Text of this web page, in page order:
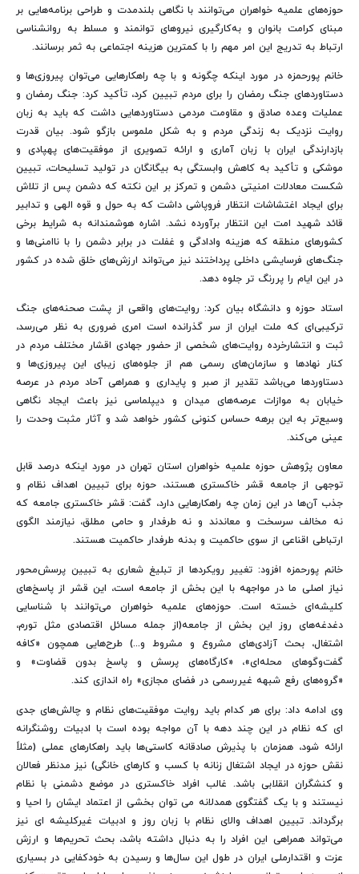
حوزه‌های علمیه خواهران می‌توانند با نگاهی بلندمدت و طراحی برنامه‌هایی بر
مبنای کرامت بانوان و به‌کارگیری نیروهای توانمند و مسلط به روانشناسی
ارتباط به تدریج این امر مهم را با کمترین هزینه اجتماعی به ثمر برسانند.
خانم پورحمزه‌ در مورد اینکه چگونه و با چه راهکارهایی می‌توان پیروزی‌ها و
دستاوردهای جنگ رمضان را برای مردم تبیین کرد، تأکید کرد: جنگ رمضان و
عملیات وعده صادق و مقاومت مردمی دستاوردهایی داشت که باید به زبان
روایت نزدیک به زندگی مردم و به شکل ملموس بازگو شود. بیان قدرت
بازدارندگی ایران با زبان آماری و ارائه تصویری از موفقیت‌های پهپادی و
موشکی و تأکید به کاهش وابستگی به بیگانگان در تولید تسلیحات، تبیین
شکست معادلات امنیتی دشمن و تمرکز بر این نکته که دشمن پس از تلاش
برای ایجاد اغتشاشات انتظار فروپاشی داشت که به حول و قوه الهی و تدابیر
قائد شهید امت این انتظار برآورده نشد. اشاره هوشمندانه به شرایط برخی
کشورهای منطقه که هزینه وادادگی و غفلت در برابر دشمن را با ناامنی‌ها و
جنگ‌های فرسایشی داخلی پرداختند نیز می‌تواند ارزش‌های خلق شده در کشور
در این ایام را پررنگ تر جلوه دهد.
استاد حوزه و دانشگاه بیان کرد: روایت‌های واقعی از پشت صحنه‌های جنگ
ترکیبی‌ای که ملت ایران از سر گذرانده است امری ضروری به نظر می‌رسد،
ثبت و انتشارخرده روایت‌های شخصی از حضور جهادی اقشار مختلف مردم در
کنار نهادها و سازمان‌های رسمی هم از جلوه‌های زیبای این پیروزی‌ها و
دستاوردها می‌باشد تقدیر از صبر و پایداری و همراهی آحاد مردم در عرصه
خیابان به موازات عرصه‌های میدان و دیپلماسی نیز باعث ایجاد نگاهی
وسیع‌تر به این برهه حساس کنونی کشور خواهد شد و آثار مثبت وحدت را
عینی می‌کند.
معاون پژوهش حوزه علمیه خواهران استان تهران در مورد اینکه درصد قابل
توجهی از جامعه قشر خاکستری هستند، حوزه برای تبیین اهداف نظام و
جذب آن‌ها در این زمان چه راهکارهایی دارد، گفت: قشر خاکستری جامعه که
نه مخالف سرسخت و معاندند و نه طرفدار و حامی مطلق، نیازمند الگوی
ارتباطی اقناعی از سوی حاکمیت و بدنه طرفدار حاکمیت هستند.
خانم پورحمزه‌ افزود: تغییر رویکردها از تبلیغ شعاری به تبیین پرسش‌محور
نیاز اصلی ما در مواجهه با این بخش از جامعه است، این قشر از پاسخ‌های
کلیشه‌ای خسته است. حوزه‌های علمیه خواهران می‌توانند با شناسایی
دغدغه‌های روز این بخش از جامعه(از جمله مسائل اقتصادی مثل تورم،
اشتغال، بحث آزادی‌های مشروع و مشروط و...) طرح‌هایی همچون «کافه
گفت‌وگوهای محله‌ای»، «کارگاه‌های پرسش و پاسخ بدون قضاوت» و
«گروه‌های رفع شبهه غیررسمی در فضای مجازی» راه اندازی کند.
وی ادامه داد: برای هر کدام باید روایت موفقیت‌های نظام و چالش‌های جدی
ای که نظام در این چند دهه با آن مواجه بوده است با ادبیات روشنگرانه
ارائه شود، همزمان با پذیرش صادقانه کاستی‌ها باید راهکارهای عملی (مثلاً
نقش حوزه در ایجاد اشتغال زنانه با کسب و کارهای خانگی) نیز مدنظر فعالان
و کنشگران انقلابی باشد. غالب افراد خاکستری در موضع دشمنی با نظام
نیستند و با یک گفتگوی همدلانه می توان بخشی از اعتماد ایشان را احیا و
برگرداند. تبیین اهداف والای نظام با زبان روز و ادبیات غیرکلیشه ای نیز
می‌تواند همراهی این افراد را به دنبال داشته باشد، بحث تحریم‌ها و ارزش
عزت و اقتدارملی ایران در طول این سال‌ها و رسیدن به خودکفایی در بسیاری